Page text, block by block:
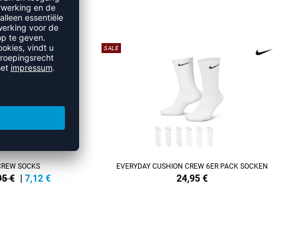
SOCKS
€ | 7,12 €
SALE
EVERYDAY CUSHION CREW 6ER PACK SOCKEN
24,95 €